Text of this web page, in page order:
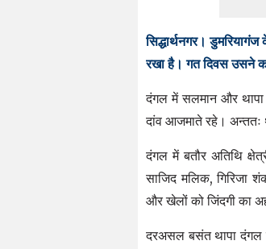
सिद्धार्थनगर।
रखा है। गत दिवस उसने
दंगल में सलमान और
दांव आजमाते रहे। अन्ततः
दंगल में बतौर अतिथि
साजिद मलिक, गिरिजा
और खेलों को जिंदगी का
दरअसल बसंत थापा दंगल